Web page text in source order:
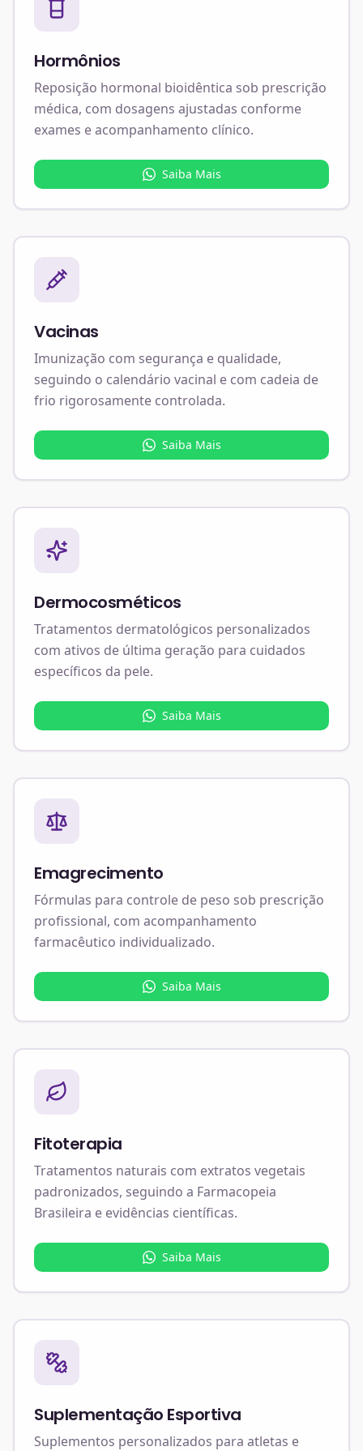
Hormônios
Reposição hormonal bioidêntica sob prescrição
médica, com dosagens ajustadas conforme
exames e acompanhamento clínico.
Saiba Mais
Vacinas
Imunização com segurança e qualidade,
seguindo o calendário vacinal e com cadeia de
frio rigorosamente controlada.
Saiba Mais
Dermocosméticos
Tratamentos dermatológicos personalizados
com ativos de última geração para cuidados
específicos da pele.
Saiba Mais
Emagrecimento
Fórmulas para controle de peso sob prescrição
profissional, com acompanhamento
farmacêutico individualizado.
Saiba Mais
Fitoterapia
Tratamentos naturais com extratos vegetais
padronizados, seguindo a Farmacopeia
Brasileira e evidências científicas.
Saiba Mais
Suplementação Esportiva
Suplementos personalizados para atletas e